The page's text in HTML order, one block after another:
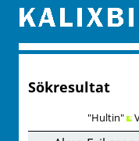
Sökresultat
"Hultin"